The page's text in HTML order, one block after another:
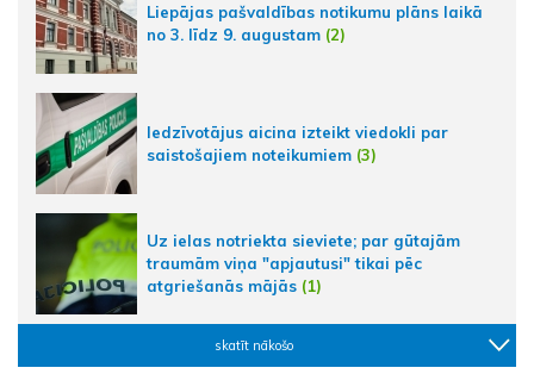
Liepājas pašvaldības notikumu plāns laikā
no 3. līdz 9. augustam (2)
Iedzīvotājus aicina izteikt viedokli par
saistošajiem noteikumiem (3)
Uz ielas notriekta sieviete; par gūtajām
traumām viņa "apjautusi" tikai pēc
atgriešanās mājās (1)
skatīt nākošo